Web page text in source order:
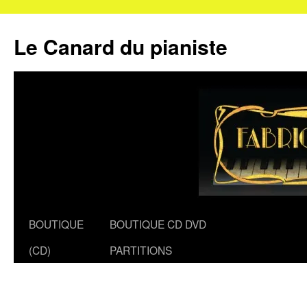
Le Canard du pianiste
Aller
BOUTIQUE
(CD)
BOUTIQUE CD DVD
PARTITIONS